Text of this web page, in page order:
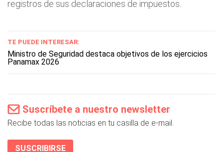
registros de sus declaraciones de impuestos.
TE PUEDE INTERESAR:
Ministro de Seguridad destaca objetivos de los ejercicios
Panamax 2026
Suscríbete a nuestro newsletter
Recibe todas las noticias en tu casilla de e-mail.
SUSCRIBIRSE